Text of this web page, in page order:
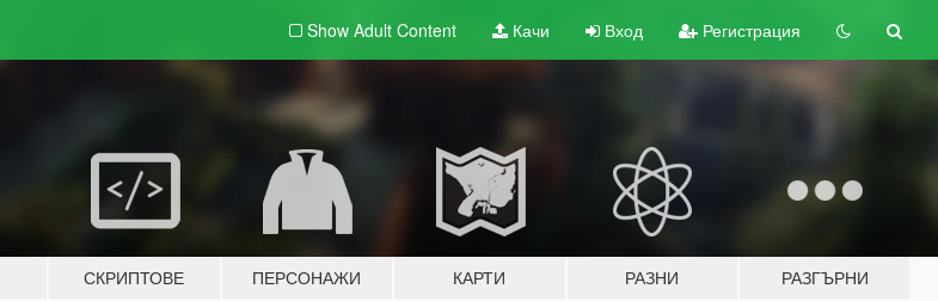
Show Adult Content Качи Вход Регистрация
СКРИПТОВЕ ПЕРСОНАЖИ КАРТИ РАЗНИ РАЗГЪРНИ